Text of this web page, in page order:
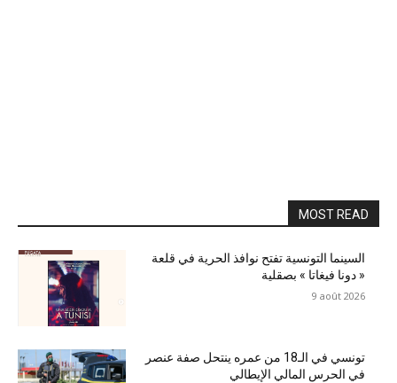
MOST READ
السينما التونسية تفتح نوافذ الحرية في قلعة
« دونا فيغاتا » بصقلية
9 août 2026
تونسي في الـ18 من عمره ينتحل صفة عنصر
في الحرس المالي الإيطالي